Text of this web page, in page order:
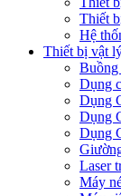
Thiết
Hệ
Thiết bị vật
Buồng
Dụng
Dụng
Dụng
Dụng
Laser
Máy